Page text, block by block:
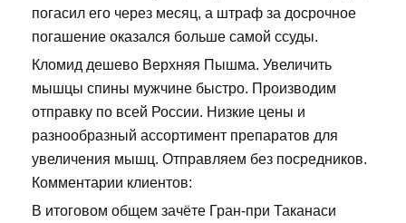
погасил его через месяц, а штраф за досрочное
погашение оказался больше самой ссуды.
Кломид дешево Верхняя Пышма. Увеличить
мышцы спины мужчине быстро. Производим
отправку по всей России. Низкие цены и
разнообразный ассортимент препаратов для
увеличения мышц. Отправляем без посредников.
Комментарии клиентов:
В итоговом общем зачёте Гран-при Таканаси